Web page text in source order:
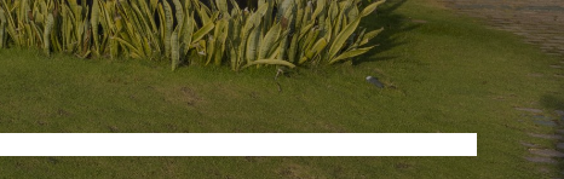
Spa & Wellness
Ưu đãi đặc biệt